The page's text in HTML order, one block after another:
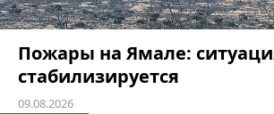
Пожары на Ямале:
стабилизируется
09.08.2026